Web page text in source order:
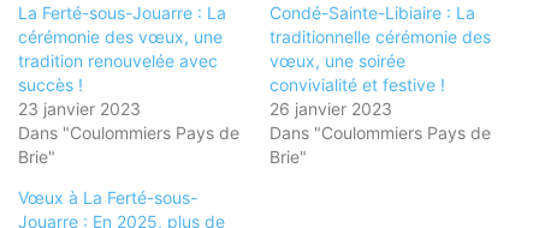
La Ferté-sous-Jouarre : La
cérémonie des vœux, une
tradition renouvelée avec
succès !
23 janvier 2023
Dans "Coulommiers Pays de
Brie"
Condé-Sainte-Libiaire : La
traditionnelle cérémonie des
vœux, une soirée
convivialité et festive !
26 janvier 2023
Dans "Coulommiers Pays de
Brie"
Vœux à La Ferté-sous-
Jouarre : En 2025, plus de